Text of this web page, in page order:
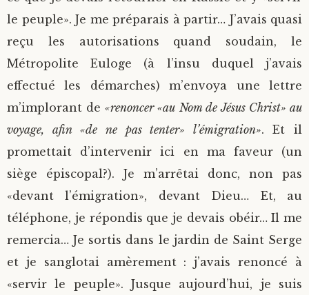
le peuple». Je me préparais à partir… J’avais quasi
reçu les autorisations quand soudain, le
Métropolite Euloge (à l’insu duquel j’avais
effectué les démarches) m’envoya une lettre
m’implorant de«renoncer «au Nom de Jésus Christ» au
voyage, afin «de ne pas tenter» l’émigration». Et il
promettait d’intervenir ici en ma faveur (un
siège épiscopal?). Je m’arrêtai donc, non pas
«devant l’émigration», devant Dieu… Et, au
téléphone, je répondis que je devais obéir… Il me
remercia… Je sortis dans le jardin de Saint Serge
et je sanglotai amèrement : j’avais renoncé à
«servir le peuple». Jusque aujourd’hui, je suis